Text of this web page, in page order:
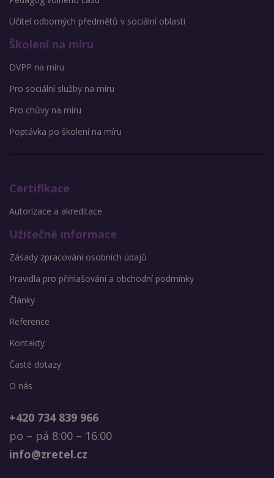
Učitel odborných předmětů v sociální oblasti
Školení na míru
DVPP na míru
Pro sociální služby na míru
Pro chůvy na míru
Poptávka po školení na míru
Certifikace
Autorizace a akreditace
Užitečné informace
Zásady zpracování osobních údajů
Pravidla pro přihlašování a obchodní podmínky
Články
Reference
Kontakty
Časté dotazy
O nás
+420 734 839 966
po – pá 8:00 – 16:00
info@zretel.cz